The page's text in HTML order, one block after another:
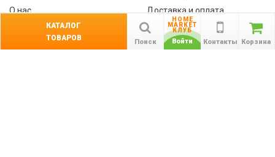
О нас
Контакты
Сотрудничество
Доставка и оплата
Гарантии
Корзина
Контакты
HOME
MARKET
КЛУБ
Войти
Поиск
КАТАЛОГ
ТОВАРОВ